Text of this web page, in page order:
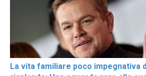
La vita familiare poco impegnativa